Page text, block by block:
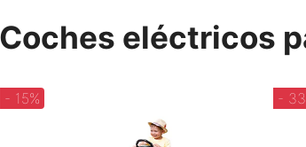
Coches eléctricos
- 15% -